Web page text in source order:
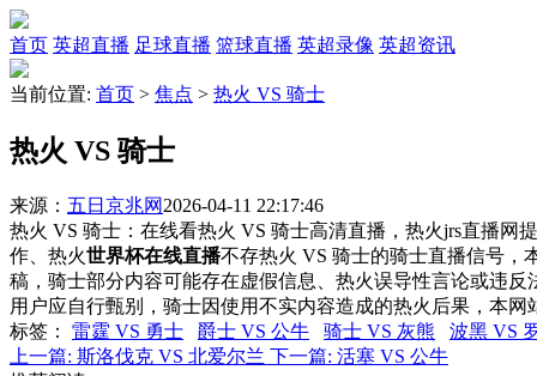
首页 英超直播 足球直播 篮球直播 英超录像 英超资讯
当前位置: 首页 > 焦点 > 热火 VS 骑士
热火 VS 骑士
来源： 五日京兆网 2026-04-11 22:17:46
热火 VS 骑士：在线看热火 VS 骑士高清直播，热火jrs直播网
作、热火世界杯在线直播不存热火 VS 骑士的骑士直播信号，
稿，骑士部分内容可能存在虚假信息、热火误导性言论或违反
用户应自行甄别，骑士因使用不实内容造成的热火后果，本网
标签 ： 雷霆 VS 勇士 爵士 VS 公牛 骑士 VS 灰熊
波黑 VS
上一篇: 斯洛伐克 VS 北爱尔兰 下一篇: 活塞 VS 公牛